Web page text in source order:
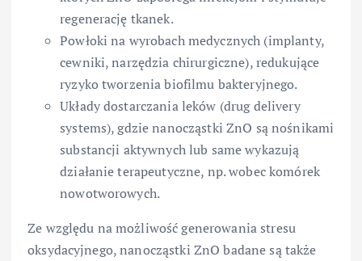
regenerację tkanek.
Powłoki na wyrobach medycznych (implanty,
cewniki, narzędzia chirurgiczne), redukujące
ryzyko tworzenia biofilmu bakteryjnego.
Układy dostarczania leków (drug delivery
systems), gdzie nanocząstki ZnO są nośnikami
substancji aktywnych lub same wykazują
działanie terapeutyczne, np. wobec komórek
nowotworowych.
Ze względu na możliwość generowania stresu
oksydacyjnego, nanocząstki ZnO badane są także